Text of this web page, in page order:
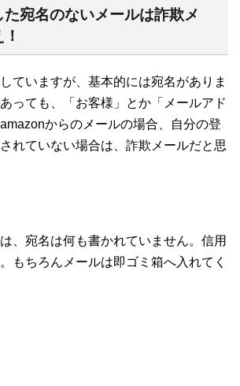
た宛名のないメールは詐欺メ
ていますが、基本的には宛名がありま
っても、「お客様」とか「メールアド
からのメールの場合、自分の登
れていない場合は、詐欺メールだと思
、宛名は何も書かれていません。信用
もちろんメールは即ゴミ箱へ入れてく